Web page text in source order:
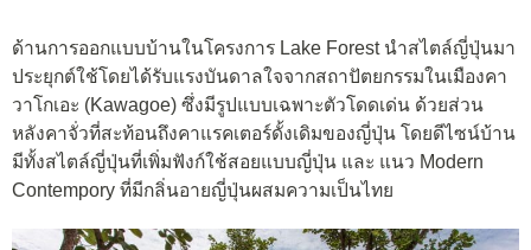
ด้านการออกแบบบ้านในโครงการ Lake Forest นำสไตล์ญี่ปุ่นมา
ประยุกต์ใช้โดยได้รับแรงบันดาลใจจากสถาปัตยกรรมในเมืองคา
วาโกเอะ (Kawagoe) ซึ่งมีรูปแบบเฉพาะตัวโดดเด่น ด้วยส่วน
หลังคาจั่วที่สะท้อนถึงคาแรคเตอร์ดั้งเดิมของญี่ปุ่น โดยดีไซน์บ้าน
มีทั้งสไตล์ญี่ปุ่นที่เพิ่มฟังก์ใช้สอยแบบญี่ปุ่น และ แนว Modern
Contempory ที่มีกลิ่นอายญี่ปุ่นผสมความเป็นไทย